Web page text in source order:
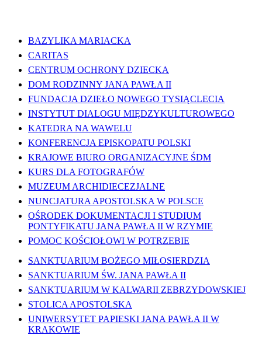
BAZYLIKA MARIACKA
CARITAS
CENTRUM OCHRONY DZIECKA
DOM RODZINNY JANA PAWŁA II
FUNDACJA DZIEŁO NOWEGO TYSIĄCLECIA
INSTYTUT DIALOGU MIĘDZYKULTUROWEGO
KATEDRA NA WAWELU
KONFERENCJA EPISKOPATU POLSKI
KRAJOWE BIURO ORGANIZACYJNE ŚDM
KURS DLA FOTOGRAFÓW
MUZEUM ARCHIDIECEZJALNE
NUNCJATURA APOSTOLSKA W POLSCE
OŚRODEK DOKUMENTACJI I STUDIUM
PONTYFIKATU JANA PAWŁA II W RZYMIE
POMOC KOŚCIOŁOWI W POTRZEBIE
SANKTUARIUM BOŻEGO MIŁOSIERDZIA
SANKTUARIUM ŚW. JANA PAWŁA II
SANKTUARIUM W KALWARII ZEBRZYDOWSKIEJ
STOLICA APOSTOLSKA
UNIWERSYTET PAPIESKI JANA PAWŁA II W
KRAKOWIE